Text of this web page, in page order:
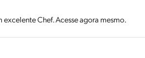
excelente Chef. Acesse agora mesmo.